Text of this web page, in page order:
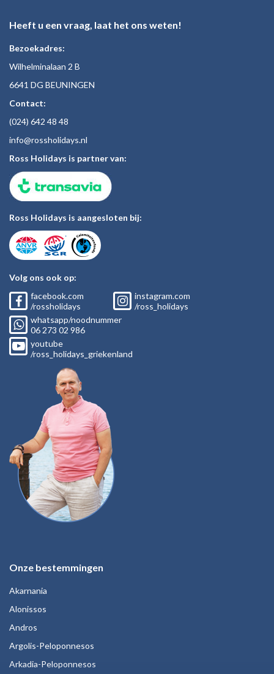
Heeft u een vraag, laat het ons weten!
Bezoekadres:
Wilhelminalaan 2 B
6641 DG BEUNINGEN
Contact:
(024) 642 48 48
info@rossholidays.nl
Ross Holidays is partner van:
Ross Holidays is aangesloten bij:
Volg ons ook op:
facebook.com
/rossholidays
instagram.com
/ross_holidays
whatsapp/noodnummer
06 273 02 986
youtube
/ross_holidays_griekenland
Onze bestemmingen
Akarnania
Alonissos
Andros
Argolis-Peloponnesos
Arkadia-Peloponnesos